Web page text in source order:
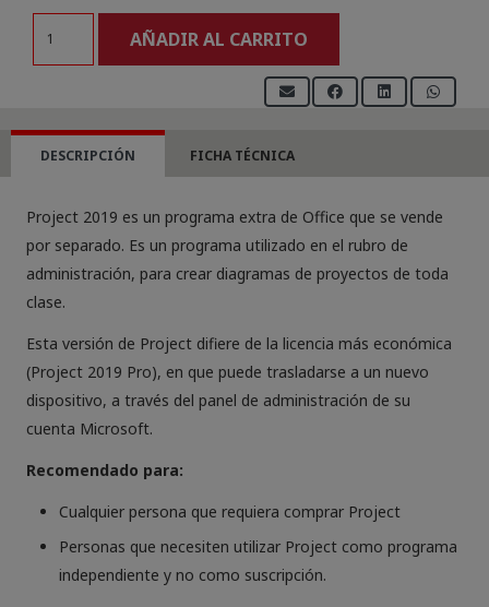
2019
AÑADIR AL CARRITO
DESCRIPCIÓN FICHA TÉCNICA
Project 2019 es un programa extra de Office que se vende
por separado. Es un programa utilizado en el rubro de
administración, para crear diagramas de proyectos de toda
clase.
Esta versión de Project difiere de la licencia más económica
(Project 2019 Pro), en que puede trasladarse a un nuevo
dispositivo, a través del panel de administración de su
cuenta Microsoft.
Recomendado para:
Cualquier persona que requiera comprar Project
Personas que necesiten utilizar Project como programa
independiente y no como suscripción.